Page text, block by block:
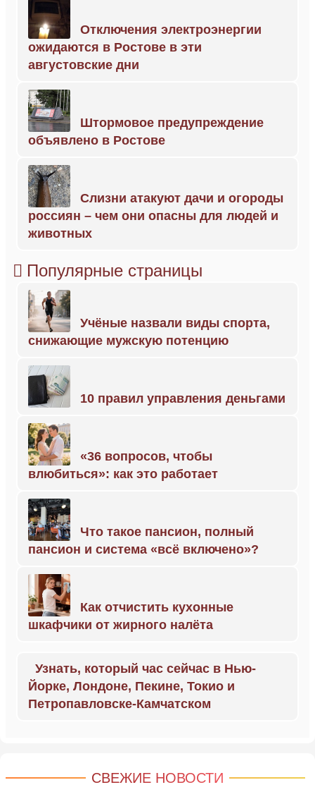
Отключения электроэнергии
ожидаются в Ростове в эти
августовские дни
Штормовое предупреждение
объявлено в Ростове
Слизни атакуют дачи и огороды
россиян – чем они опасны для людей и
животных
Популярные страницы
Учёные назвали виды спорта,
снижающие мужскую потенцию
10 правил управления деньгами
«36 вопросов, чтобы
влюбиться»: как это работает
Что такое пансион, полный
пансион и система «всё включено»?
Как отчистить кухонные
шкафчики от жирного налёта
Узнать, который час сейчас в Нью-
Йорке, Лондоне, Пекине, Токио и
Петропавловске-Камчатском
СВЕЖИЕ НОВОСТИ